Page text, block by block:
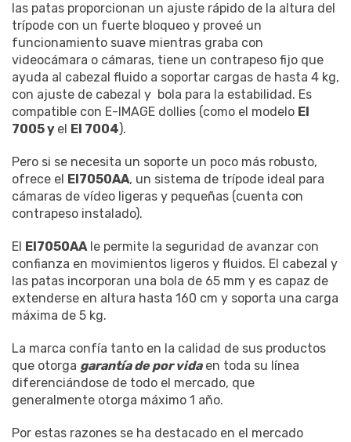
las patas proporcionan un ajuste rápido de la altura del
trípode con un fuerte bloqueo y proveé un
funcionamiento suave mientras graba con
videocámara o cámaras, tiene un contrapeso fijo que
ayuda al cabezal fluido a soportar cargas de hasta 4 kg,
con ajuste de cabezal y bola para la estabilidad. Es
compatible con E-IMAGE dollies (como el modelo EI
7005 y el EI 7004).
Pero si se necesita un soporte un poco más robusto,
ofrece el EI7050AA, un sistema de trípode ideal para
cámaras de vídeo ligeras y pequeñas (cuenta con
contrapeso instalado).
El EI7050AAle permite la seguridad de avanzar con
confianza en movimientos ligeros y fluidos. El cabezal y
las patas incorporan una bola de 65 mm y es capaz de
extenderse en altura hasta 160 cm y soporta una carga
máxima de 5 kg.
La marca confía tanto en la calidad de sus productos
que otorga garantía de por vidaen toda su línea
diferenciándose de todo el mercado, que
generalmente otorga máximo 1 año.
Por estas razones se ha destacado en el mercado